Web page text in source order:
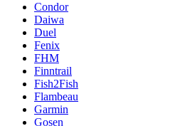
Condor
Daiwa
Duel
Fenix
FHM
Finntrail
Fish2Fish
Flambeau
Garmin
Gosen